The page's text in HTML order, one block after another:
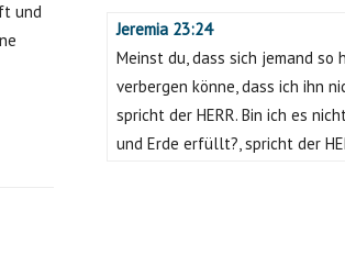
und
Jeremia 23:24
Meinst du, dass sich jemand so
verbergen könne, dass ich ihn
spricht der HERR. Bin ich es
und Erde erfüllt?, spricht der